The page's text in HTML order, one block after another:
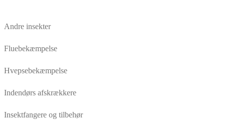
Andre insekter
Fluebekæmpelse
Hvepsebekæmpelse
Indendørs afskrækkere
Insektfangere og tilbehør